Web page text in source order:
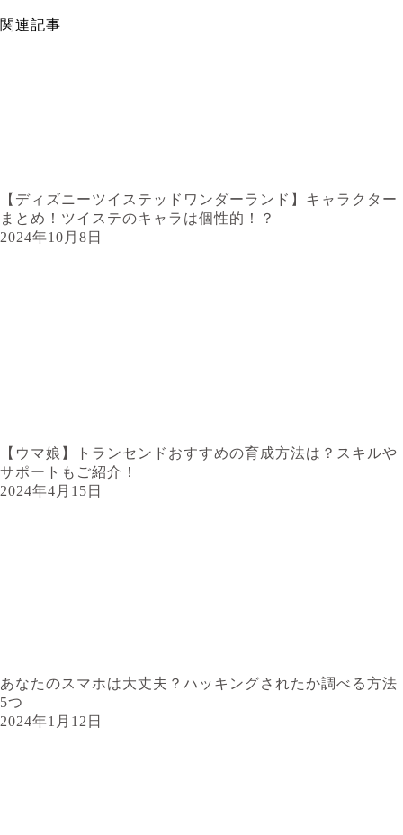
関連記事
【ディズニーツイステッドワンダーランド】キャラクター
まとめ！ツイステのキャラは個性的！？
2024年10月8日
【ウマ娘】トランセンドおすすめの育成方法は？スキルや
サポートもご紹介！
2024年4月15日
あなたのスマホは大丈夫？ハッキングされたか調べる方法
5つ
2024年1月12日